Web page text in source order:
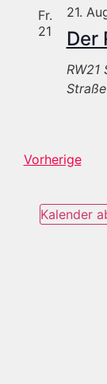
Fr.
21
Der
21.
Vorherige
Kalender